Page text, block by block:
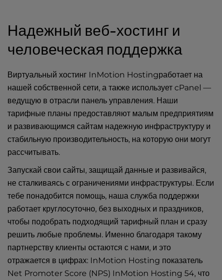
Надежный веб-хостинг и
человеческая поддержка
Виртуальный хостинг InMotion Hostingработает на
нашей собственной сети, а также использует cPanel —
ведущую в отрасли панель управления. Наши
тарифные планы предоставляют малым предприятиям
и развивающимся сайтам надежную инфраструктуру и
стабильную производительность, на которую они могут
рассчитывать.
Запускай свои сайты, защищай данные и развивайся,
не сталкиваясь с ограничениями инфраструктуры. Если
тебе понадобится помощь, наша служба поддержки
работает круглосуточно, без выходных и праздников,
чтобы подобрать подходящий тарифный план и сразу
решить любые проблемы. Именно благодаря такому
партнерству клиенты остаются с нами, и это
отражается в цифрах: InMotion Hosting показатель
Net Promoter Score (NPS) InMotion Hosting 54, что